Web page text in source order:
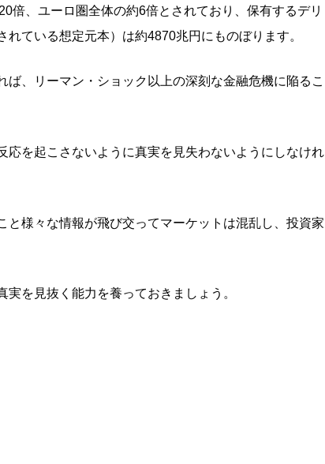
倍、ユーロ圏全体の約6倍とされており、保有するデリ
ている想定元本）は約4870兆円にものぼります。
ば、リーマン・ショック以上の深刻な金融危機に陥るこ
応を起こさないように真実を見失わないようにしなけれ
と様々な情報が飛び交ってマーケットは混乱し、投資家
を見抜く能力を養っておきましょう。